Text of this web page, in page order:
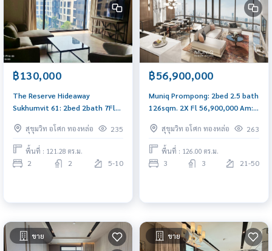
฿130,000
The Reserve Hideaway
Sukhumvit 61: 2bed 2bath 7Fl
0656199198
สุขุมวิท อโศก ทองหล่อ 235
พื้นที่ : 121.28 ตร.ม.
2 2 5-10
฿56,900,000
Muniq Prompong: 2bed 2.5 bath
126sqm. 2X Fl 56,900,000 Am:
สุขุมวิท อโศก ทองหล่อ
263
พื้นที่ : 126.00 ตร.ม.
3 3 21-50
ขาย ขาย